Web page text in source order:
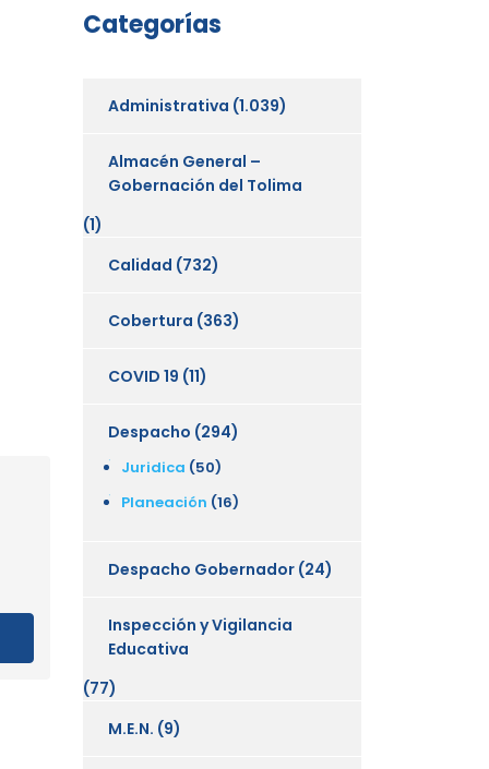
Categorías
Administrativa (1.039)
Almacén General –
Gobernación del Tolima
(1)
Calidad (732)
Cobertura (363)
COVID 19 (11)
Despacho (294)
Juridica (50)
Planeación (16)
Despacho Gobernador (24)
Inspección y Vigilancia
Educativa
(77)
M.E.N. (9)